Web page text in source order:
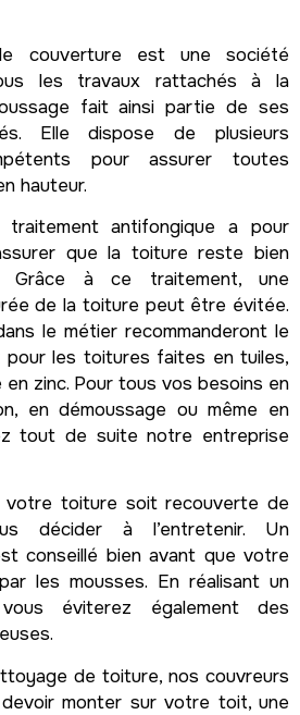
couverture est une société
les travaux rattachés à la
fait ainsi partie de ses
Elle dispose de plusieurs
pour assurer toutes
hauteur.
antifongique a pour
que la toiture reste bien
Grâce à ce traitement, une
de la toiture peut être évitée.
le métier recommanderont le
pour les toitures faites en tuiles,
zinc. Pour tous vos besoins en
en démoussage ou même en
tout de suite notre entreprise
votre toiture soit recouverte de
décider à l’entretenir. Un
conseillé bien avant que votre
les mousses. En réalisant un
éviterez également des
de toiture, nos couvreurs
monter sur votre toit, une